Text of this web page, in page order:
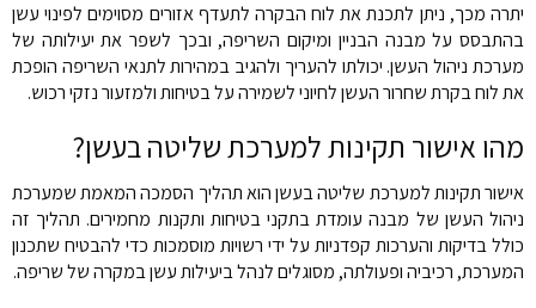
יתרה מכך, ניתן לתכנת את לוח הבקרה לתעדף אזורים מסוימים לפינוי עשן
בהתבסס על מבנה הבניין ומיקום השריפה, ובכך לשפר את יעילותה של
מערכת ניהול העשן. יכולתו להעריך ולהגיב במהירות לתנאי השריפה הופכת
את לוח בקרת שחרור העשן לחיוני לשמירה על בטיחות ולמזעור נזקי רכוש.
מהו אישור תקינות למערכת שליטה בעשן?
אישור תקינות למערכת שליטה בעשן הוא תהליך הסמכה המאמת שמערכת
ניהול העשן של מבנה עומדת בתקני בטיחות ותקנות מחמירים. תהליך זה
כולל בדיקות והערכות קפדניות על ידי רשויות מוסמכות כדי להבטיח שתכנון
המערכת, רכיביה ופעולתה, מסוגלים לנהל ביעילות עשן במקרה של שריפה.